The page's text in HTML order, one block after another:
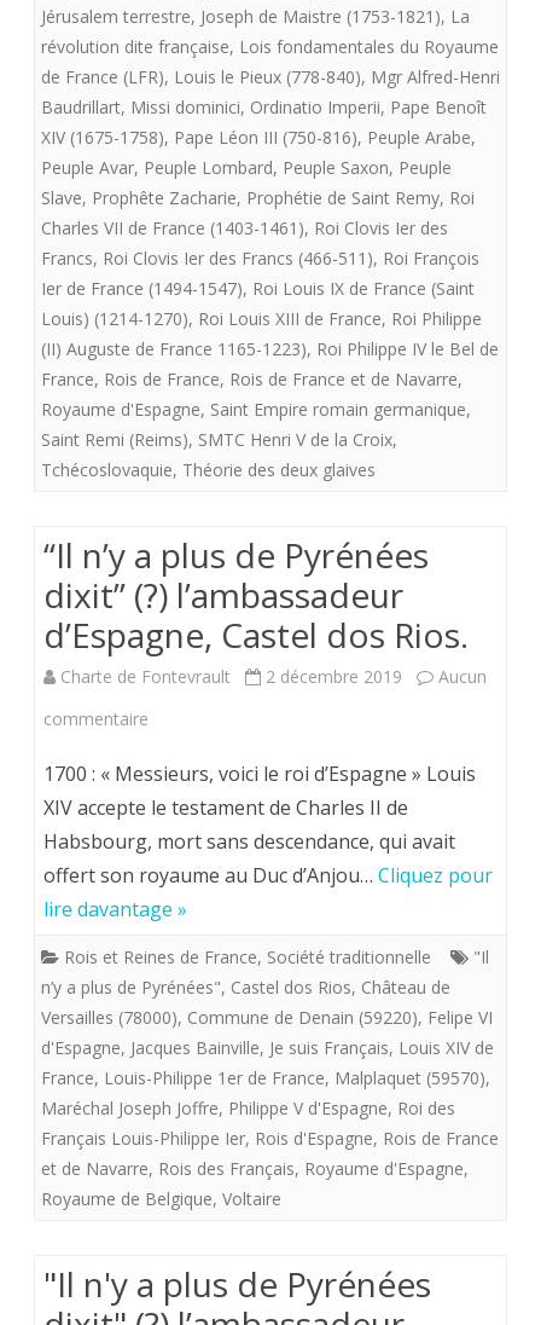
Jérusalem terrestre, Joseph de Maistre (1753-1821), La
révolution dite française, Lois fondamentales du Royaume
de France (LFR), Louis le Pieux (778-840), Mgr Alfred-Henri
Baudrillart, Missi dominici, Ordinatio Imperii, Pape Benoît
XIV (1675-1758), Pape Léon III (750-816), Peuple Arabe,
Peuple Avar, Peuple Lombard, Peuple Saxon, Peuple
Slave, Prophête Zacharie, Prophétie de Saint Remy, Roi
Charles VII de France (1403-1461), Roi Clovis Ier des
Francs, Roi Clovis Ier des Francs (466-511), Roi François
Ier de France (1494-1547), Roi Louis IX de France (Saint
Louis) (1214-1270), Roi Louis XIII de France, Roi Philippe
(II) Auguste de France 1165-1223), Roi Philippe IV le Bel de
France, Rois de France, Rois de France et de Navarre,
Royaume d'Espagne, Saint Empire romain germanique,
Saint Remi (Reims), SMTC Henri V de la Croix,
Tchécoslovaquie, Théorie des deux glaives
“Il n’y a plus de Pyrénées
dixit” (?) l’ambassadeur
d’Espagne, Castel dos Rios.
Charte de Fontevrault 2 décembre 2019
Aucun
commentaire
n’y
a
plus
dixit”
(?)
l’ambassadeur
d’Espagne,
Castel
1700 : « Messieurs, voici le roi d’Espagne » Louis
XIV accepte le testament de Charles II de
Habsbourg, mort sans descendance, qui avait
offert son royaume au Duc d’Anjou… Cliquez pour
lire davantage »
Rois et Reines de France, Société traditionnelle
"Il
n’y a plus de Pyrénées", Castel dos Rios, Château de
Versailles (78000), Commune de Denain (59220), Felipe VI
d'Espagne, Jacques Bainville, Je suis Français, Louis XIV de
France, Louis-Philippe 1er de France, Malplaquet (59570),
Maréchal Joseph Joffre, Philippe V d'Espagne, Roi des
Français Louis-Philippe Ier, Rois d'Espagne, Rois de France
et de Navarre, Rois des Français, Royaume d'Espagne,
Royaume de Belgique, Voltaire
"Il n'y a plus de Pyrénées